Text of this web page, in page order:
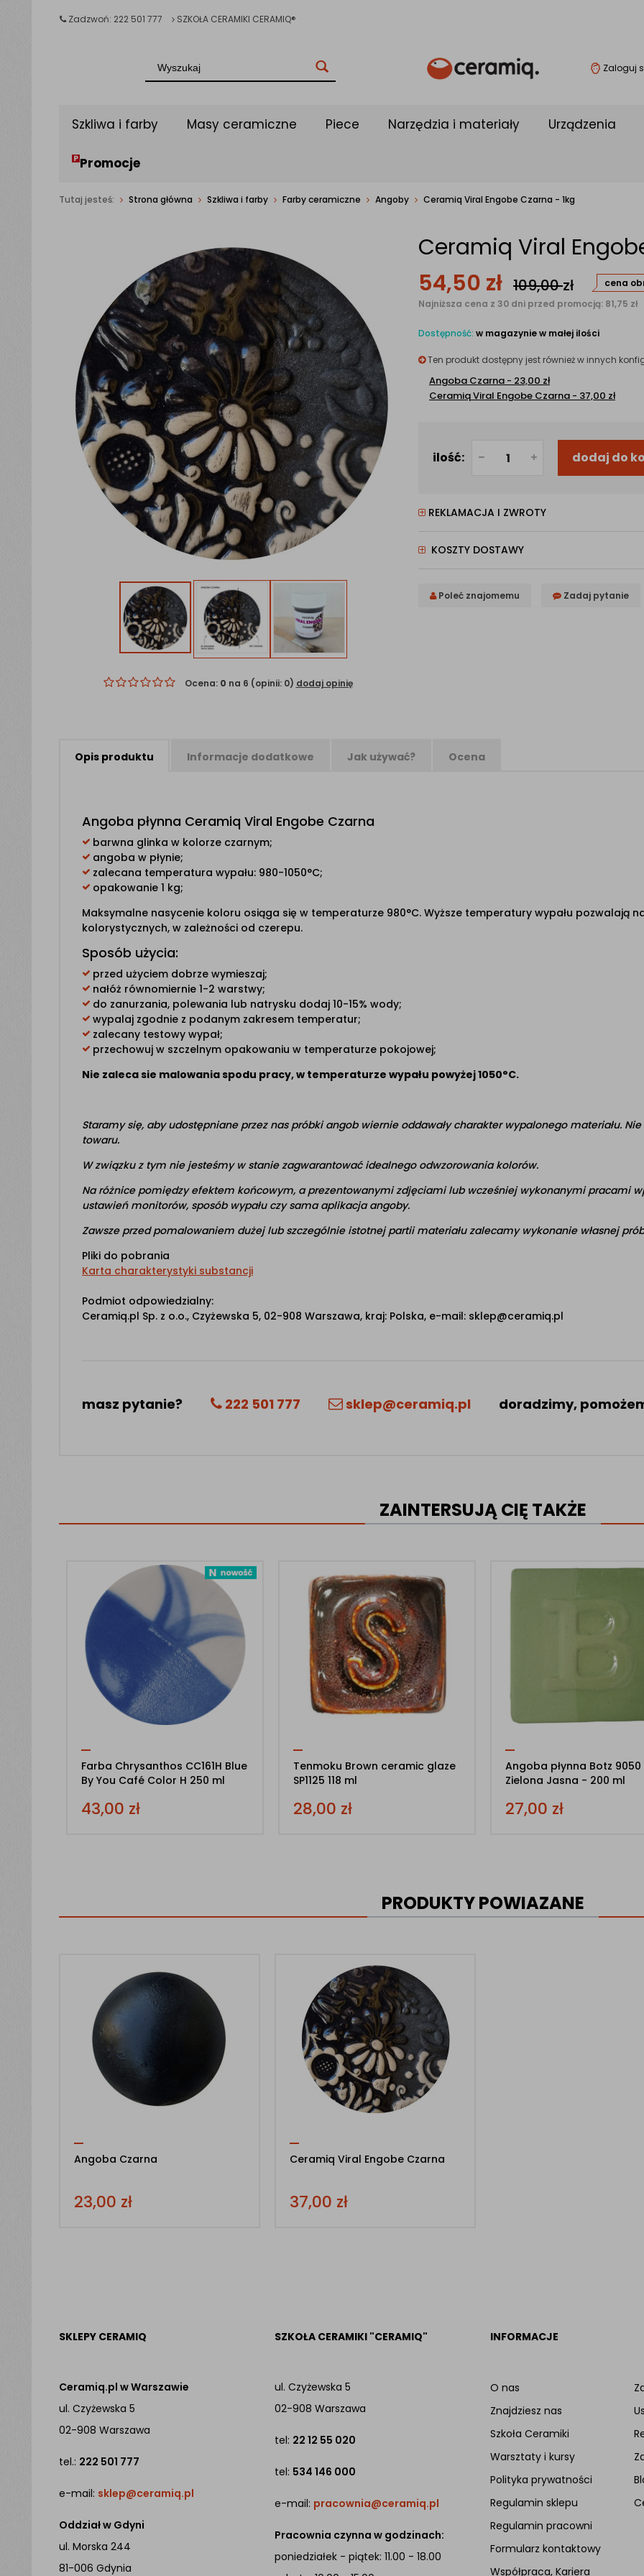
Zadzwoń: 222 501 777 SZKOŁA CERAMIKI CERAMIQ®
Zaloguj
Szkliwa i farby Masy ceramiczne Piece Narzędzia i materiały Urządzenia
Promocje
Tutaj jesteś: Strona główna Szkliwa i farby Farby ceramiczne Angoby Ceramiq Viral Engobe Czarna - 1kg
Ocena: 0 na 6 (opinii: 0) dodaj opinię
Ceramiq Viral
54,50 zł 109,00zł
cena
Najniższa cena z 30 dni przed promocją: 81,75 zł
Dostępność: w magazynie w małej ilości
Ten produkt dostępny jest również w innych
Angoba Czarna - 23,00 zł
Ceramiq Viral Engobe Czarna - 37,00 zł
ilość: dodaj do
REKLAMACJA I ZWROTY
KOSZTY DOSTAWY
Poleć znajomemu Zadaj pytanie
Opis produktu Informacje dodatkowe Jak używać? Ocena
Angoba płynna Ceramiq Viral Engobe Czarna
barwna glinka w kolorze czarnym;
angoba w płynie;
zalecana temperatura wypału: 980-1050°C;
opakowanie 1 kg;
Maksymalne nasycenie koloru osiąga się w temperaturze 980°C. Wyższe temperatury wypału pozwalają
kolorystycznych, w zależności od czerepu.
Sposób użycia:
przed użyciem dobrze wymieszaj;
nałóż równomiernie 1-2 warstwy;
do zanurzania, polewania lub natrysku dodaj 10-15% wody;
wypalaj zgodnie z podanym zakresem temperatur;
zalecany testowy wypał;
przechowuj w szczelnym opakowaniu w temperaturze pokojowej;
Nie zaleca sie malowania spodu pracy, w temperaturze wypału powyżej 1050°C.
Staramy się, aby udostępniane przez nas próbki angob wiernie oddawały charakter wypalonego materiału.
towaru.
W związku z tym nie jesteśmy w stanie zagwarantować idealnego odwzorowania kolorów.
Na różnice pomiędzy efektem końcowym, a prezentowanymi zdjęciami lub wcześniej wykonanymi pracami
ustawień monitorów, sposób wypału czy sama aplikacja angoby.
Zawsze przed pomalowaniem dużej lub szczególnie istotnej partii materiału zalecamy wykonanie własnej
Pliki do pobrania
Karta charakterystyki substancji
Podmiot odpowiedzialny:
Ceramiq.pl Sp. z o.o., Czyżewska 5, 02-908 Warszawa, kraj: Polska, e-mail: sklep@ceramiq.pl
masz pytanie? 222 501 777 sklep@ceramiq.pl doradzimy,
ZAINTERSUJĄ CIĘ TAKŻE
Farba Chrysanthos CC161H Blue
By You Café Color H 250 ml
43,00 zł
Tenmoku Brown ceramic glaze
SP1125 118 ml
28,00 zł
Angoba płynna Botz 9050
Zielona Jasna - 200 ml
27,00 zł
PRODUKTY POWIAZANE
Angoba Czarna
23,00 zł
Ceramiq Viral Engobe Czarna
37,00 zł
SKLEPY CERAMIQ
Ceramiq.pl w Warszawie
ul. Czyżewska 5
02-908 Warszawa
tel.: 222 501 777
e-mail: sklep@ceramiq.pl
Oddział w Gdyni
ul. Morska 244
81-006 Gdynia
SZKOŁA CERAMIKI "CERAMIQ"
ul. Czyżewska 5
02-908 Warszawa
tel: 22 12 55 020
tel: 534 146 000
e-mail: pracownia@ceramiq.pl
Pracownia czynna w godzinach:
poniedziałek - piątek: 11.00 - 18.00
INFORMACJE
O nas
Znajdziesz nas
Szkoła Ceramiki
Warsztaty i kursy
Polityka prywatności
Regulamin sklepu
Regulamin pracowni
Formularz kontaktowy
Współpraca, Kariera